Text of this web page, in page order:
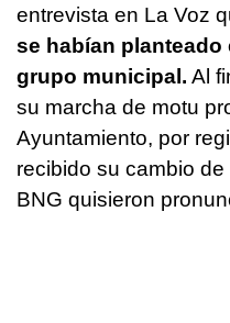
entrevista en La Voz
se habían planteado
grupo municipal. Al
su marcha de motu
Ayuntamiento, por
recibido su cambio
BNG quisieron